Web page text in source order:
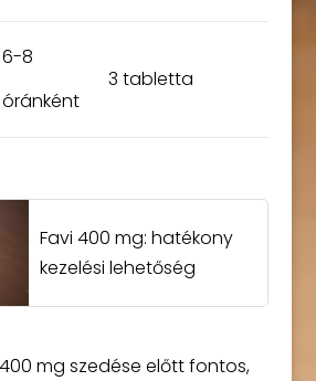
6-8
óránként
3 tabletta
Favi 400 mg: hatékony
kezelési lehetőség
mg szedése előtt fontos,